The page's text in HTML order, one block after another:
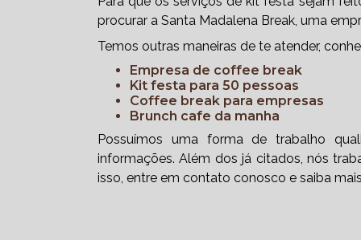
procurar a Santa Madalena Break, uma
Temos outras maneiras de te atender,
empresa de coffee break
kit festa para 50 pessoas
coffee break para empresas
brunch cafe da manha
Possuímos uma forma de trabalho
informações. Além dos já citados, nós
isso, entre em contato conosco e saiba